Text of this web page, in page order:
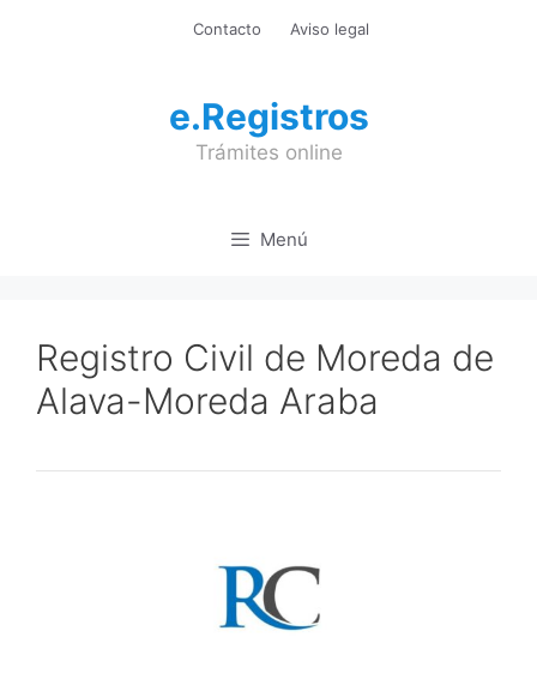
Contacto Aviso legal
e.Registros
Trámites online
Menú
Registro Civil de Moreda de
Alava-Moreda Araba